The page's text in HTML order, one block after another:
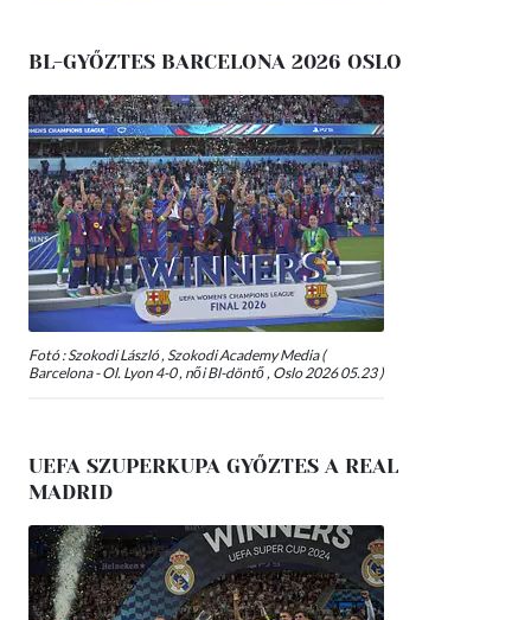
BL-GYŐZTES BARCELONA 2026 OSLO
Fotó : Szokodi László , Szokodi Academy Media (
Barcelona - Ol. Lyon 4-0 , női Bl-döntő , Oslo 2026 05.23 )
UEFA SZUPERKUPA GYŐZTES A REAL
MADRID